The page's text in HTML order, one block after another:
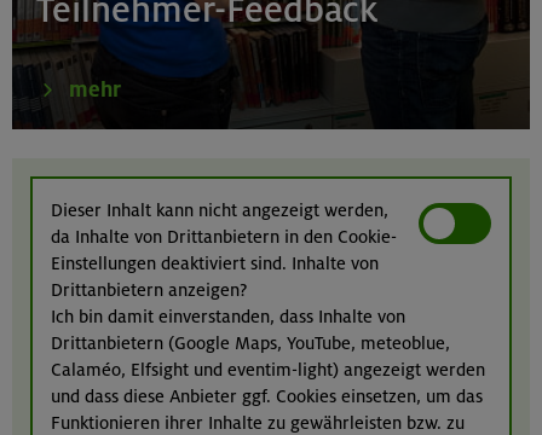
2287 m
Leoganger Steinberge
Karwendel
24.-28.08.26
Kinderkletterkurs für Anfänger im Altmühltal
Teilnehmer-Feedback
mehr
Dieser Inhalt kann nicht angezeigt werden,
da Inhalte von Drittanbietern in den Cookie-
Einstellungen deaktiviert sind. Inhalte von
Drittanbietern anzeigen?
Ich bin damit einverstanden, dass Inhalte von
Drittanbietern (Google Maps, YouTube, meteoblue,
Calaméo, Elfsight und eventim-light) angezeigt werden
und dass diese Anbieter ggf. Cookies einsetzen, um das
Funktionieren ihrer Inhalte zu gewährleisten bzw. zu